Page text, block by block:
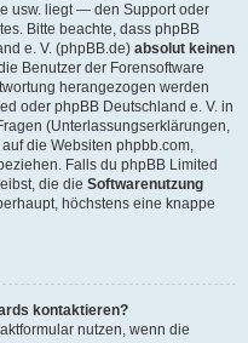
usw. liegt — den Support oder
Bitte beachte, dass phpBB
e. V. (phpBB.de) absolut keinen
Benutzer der Forensoftware
herangezogen werden
oder phpBB Deutschland e. V. in
(Unterlassungserklärungen,
auf die Websiten phpbb.com,
Falls du phpBB Limited
die die Softwarenutzung
höchstens eine knappe
kontaktieren?
nutzen, wenn die